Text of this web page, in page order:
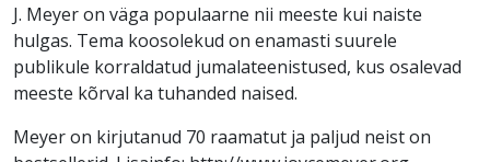
J. Meyer on väga populaarne nii meeste kui naiste
hulgas. Tema koosolekud on enamasti suurele
publikule korraldatud jumalateenistused, kus osalevad
meeste kõrval ka tuhanded naised.
Meyer on kirjutanud 70 raamatut ja paljud neist on